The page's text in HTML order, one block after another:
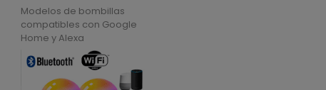
Modelos de bombillas
compatibles con Google
Home y Alexa